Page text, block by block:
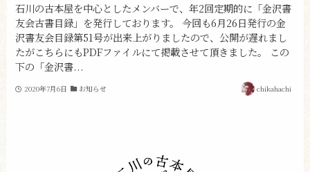
石川の古本屋を中心としたメンバーで、年2回定期的に「金沢書
友会古書目録」を発行しております。 今回も6月26日発行の金
沢書友会目録第51号が出来上がりましたので、公開が遅れまし
たがこちらにもPDFファイルにて掲載させて頂きました。 この
下の「金沢書...
2020年7月6日 お知らせ chikahachi